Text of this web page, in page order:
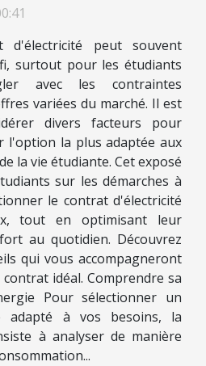
d'électricité peut souvent
surtout pour les étudiants
avec les contraintes
variées du marché. Il est
divers facteurs pour
l'option la plus adaptée aux
la vie étudiante. Cet exposé
sur les démarches à
le contrat d'électricité
tout en optimisant leur
au quotidien. Découvrez
qui vous accompagneront
idéal. Comprendre sa
Pour sélectionner un
adapté à vos besoins, la
à analyser de manière